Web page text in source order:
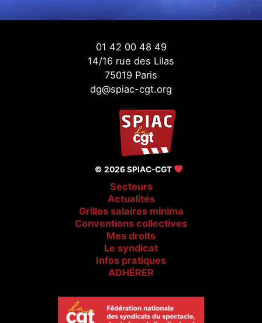
01 42 00 48 49
14/16 rue des Lilas
75019 Paris
dg@spiac-cgt.org
© 2026 SPIAC-CGT
Secteurs
Actualités
Grilles salaires minima
Conventions collectives
Mes droits
Le syndicat
Infos pratiques
ADHÉRER